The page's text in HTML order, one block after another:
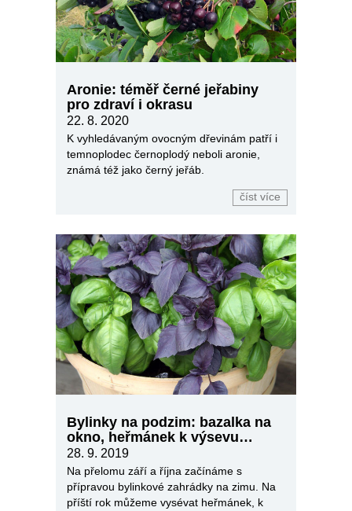
Aronie: téměř černé jeřabiny
pro zdraví i okrasu
22. 8. 2020
K vyhledávaným ovocným dřevinám patří i
temnoplodec černoplodý neboli aronie,
známá též jako černý jeřáb.
číst více
Bylinky na podzim: bazalka na
okno, heřmánek k výsevu…
28. 9. 2019
Na přelomu září a října začínáme s
přípravou bylinkové zahrádky na zimu. Na
příští rok můžeme vysévat heřmánek, k